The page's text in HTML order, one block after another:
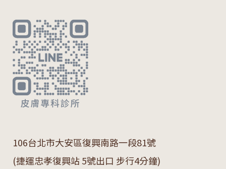
106台北市大安區復興南路一段81號
(捷運忠孝復興站 5號出口 步行4分鐘)